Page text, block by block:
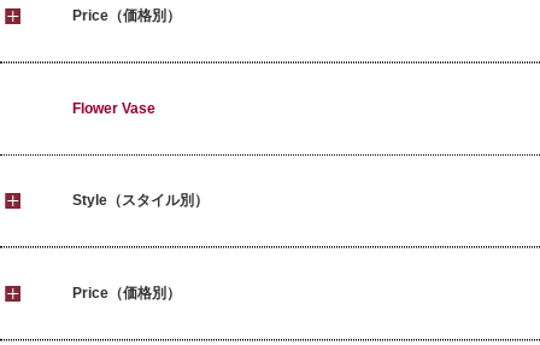
Price（価格別）
Flower Vase
Style（スタイル別）
Price（価格別）